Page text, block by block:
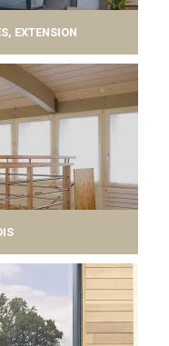
EXTENSION